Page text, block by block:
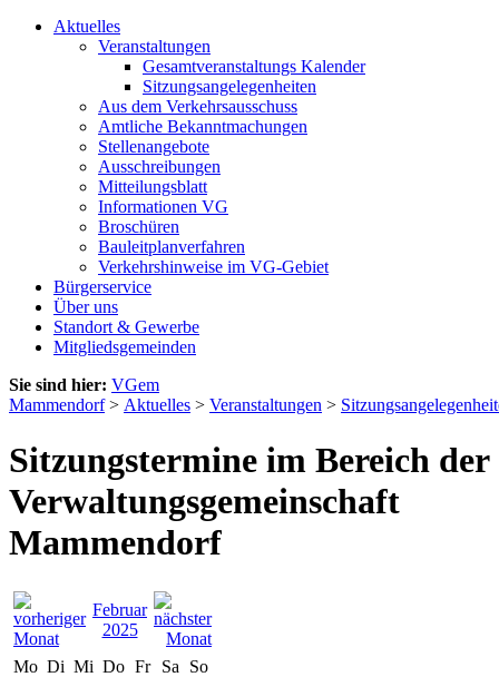
Aktuelles
Veranstaltungen
Gesamtveranstaltungs Kalender
Sitzungsangelegenheiten
Aus dem Verkehrsausschuss
Amtliche Bekanntmachungen
Stellenangebote
Ausschreibungen
Mitteilungsblatt
Informationen VG
Broschüren
Bauleitplanverfahren
Verkehrshinweise im VG-Gebiet
Bürgerservice
Über uns
Standort & Gewerbe
Mitgliedsgemeinden
Sie sind hier: VGem
Mammendorf> Aktuelles > Veranstaltungen >
Sitzungstermine im Bereich der
Verwaltungsgemeinschaft
Mammendorf
Februar
2025
Mo Di Mi Do Fr Sa
So